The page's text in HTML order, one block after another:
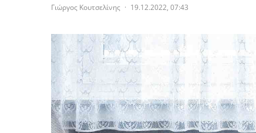
Γιώργος Κουτσελίνης · 19.12.2022, 07:43